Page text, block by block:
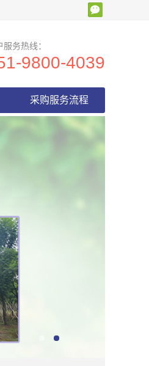
服务热线：
9800-4039
采购服务流程